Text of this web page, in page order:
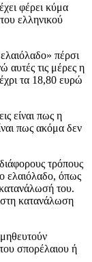
φέρει κύμα
ελληνικού
πέρσι
αυτές τις μέρες η
τα 18,80 ευρώ
είναι πως η
πως ακόμα δεν
τρόπους
ελαιόλαδο, όπως
κατανάλωσή του.
κατανάλωση
σπορέλαιου ή